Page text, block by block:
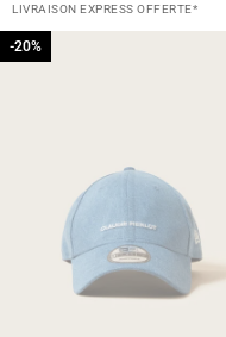
4 out of 5 Customer Rating
LIVRAISON EXPRESS OFFERTE*
-20%
-20%